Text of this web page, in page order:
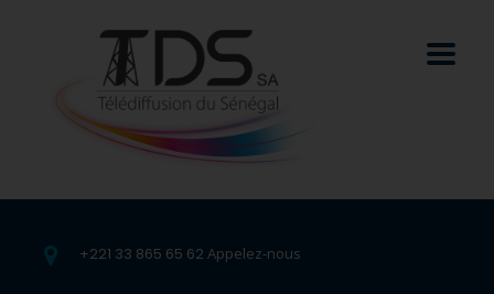
+221 33 865 65 62 Appelez-nous